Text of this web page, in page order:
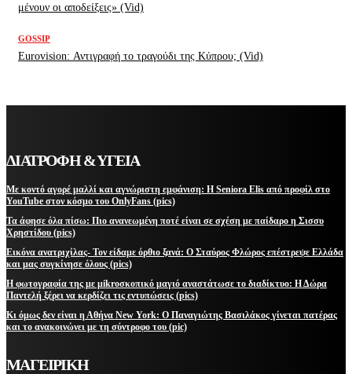
μένουν οι αποδείξεις» (Vid)
GOSSIP
Eurovision: Αντιγραφή το τραγούδι της Κύπρου; (Vid)
ΔΙΑΤΡΟΦΗ & ΥΓΕΙΑ
Με κοντό αγορέ μαλλί και αγνώριστη εμφάνιση: Η Seniora Elis από προφίλ στο
YouTube στον κόσμο του OnlyFans (pics)
Τα άφησε όλα πίσω: Πιο ανανεωμένη ποτέ είναι σε σχέση με παίδαρο η Σισσυ
Χρηστίδου (pics)
Εικόνα ανατριχίλας- Τον είδαμε όρθιο ξανά: Ο Σταύρος Φλώρος επέστρεψε Ελλάδα
και μας συγκίνησε όλους (pics)
Η φωτογραφία της με μikroσκοπικό μαγιό αναστάτωσε το διαδίκτυο: Η Δώρα
Παντελή ξέρει να κερδίζει τις εντυπώσεις (pics)
Κι όμως δεν είναι η Αθήνα New York: Ο Παναγιώτης Βασιλάκος γίνεται πατέρας
και το ανακοινώνει με τη σύντροφο του (pic)
ΜΑΓΕΙΡΙΚΗ